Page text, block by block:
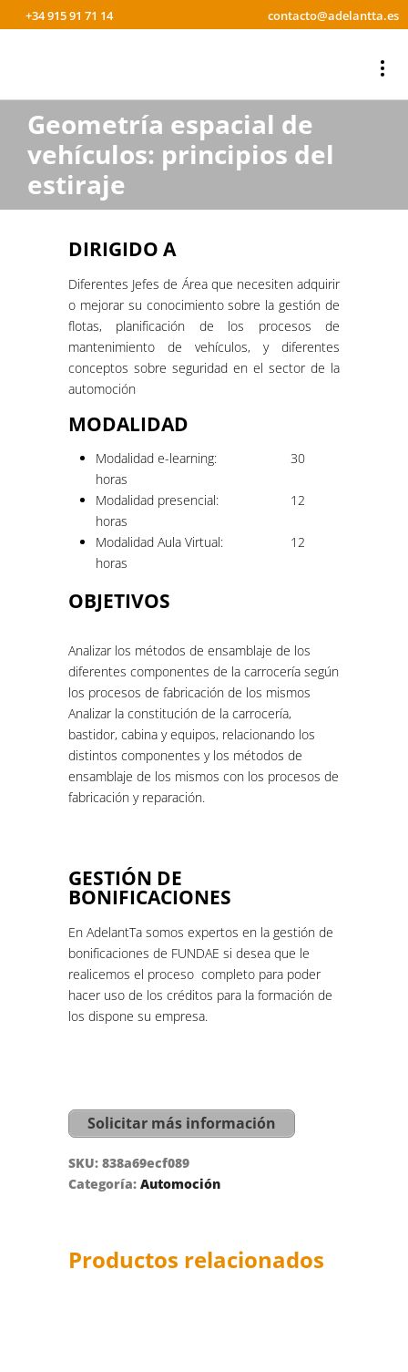
+34 915 91 71 14 contacto@adelantta.es
Geometría espacial de
vehículos: principios del
estiraje
DIRIGIDO A
Diferentes Jefes de Área que necesiten adquirir
o mejorar su conocimiento sobre la gestión de
flotas, planificación de los procesos de
mantenimiento de vehículos, y diferentes
conceptos sobre seguridad en el sector de la
automoción
MODALIDAD
Modalidad e-learning:
30
horas
Modalidad presencial:
12
horas
Modalidad Aula Virtual:
12
horas
OBJETIVOS
Analizar los métodos de ensamblaje de los
diferentes componentes de la carrocería según
los procesos de fabricación de los mismos
Analizar la constitución de la carrocería,
bastidor, cabina y equipos, relacionando los
distintos componentes y los métodos de
ensamblaje de los mismos con los procesos de
fabricación y reparación.
GESTIÓN DE
BONIFICACIONES
En AdelantTa somos expertos en la gestión de
bonificaciones de FUNDAE si desea que le
realicemos el proceso completo para poder
hacer uso de los créditos para la formación de
los dispone su empresa.
Solicitar más información
SKU: 838a69ecf089
Categoría: Automoción
Productos relacionados